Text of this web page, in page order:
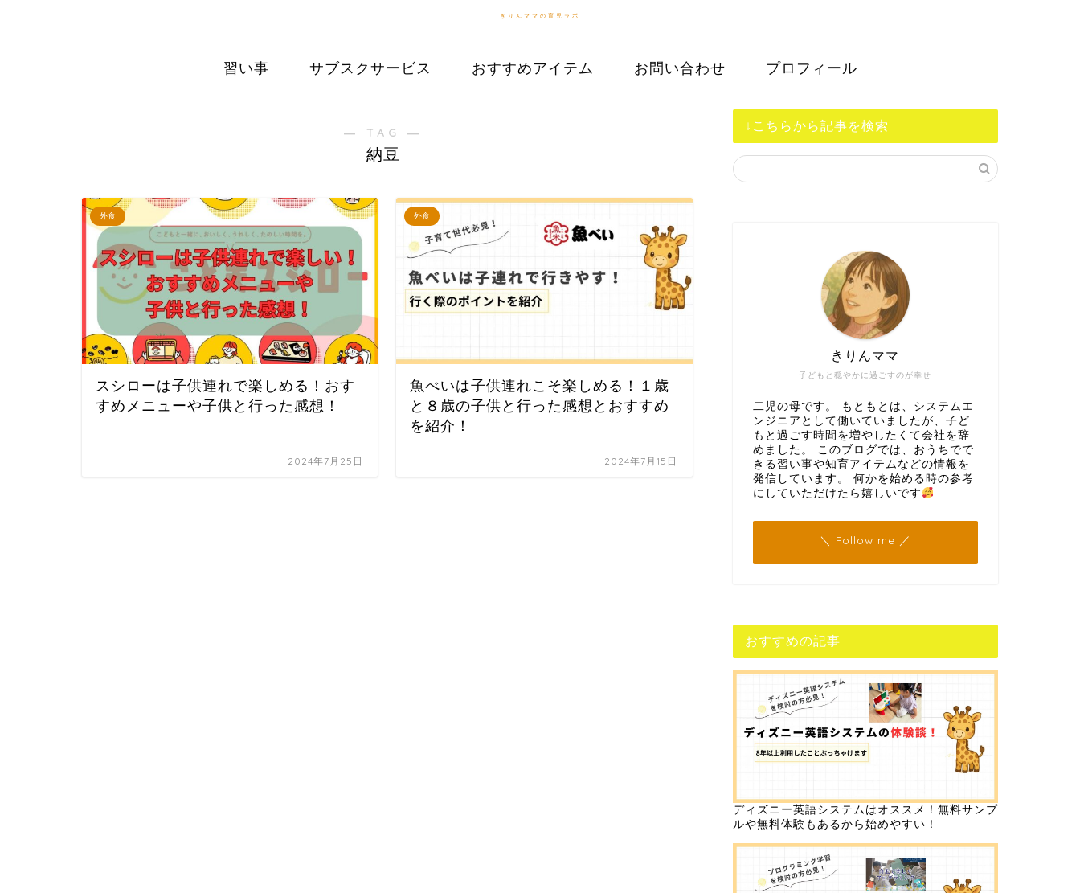
きりんママの育児ラボ
習い事 サブスクサービス おすすめアイテム お問い合わせ プロフィール
― TAG ―
納豆
外食
スシローは子供連れで楽しめる！おす
すめメニューや子供と行った感想！
2024年7月25日
外食
魚べいは子供連れこそ楽しめる！１歳
と８歳の子供と行った感想とおすすめ
を紹介！
2024年7月15日
↓こちらから記事を検索
子どもと穏やかに過ごすのが幸せ
きりんママ
二児の母です。 もともとは、システムエ
ンジニアとして働いていましたが、子ど
もと過ごす時間を増やしたくて会社を辞
めました。 このブログでは、おうちでで
きる習い事や知育アイテムなどの情報を
発信しています。 何かを始める時の参考
にしていただけたら嬉しいです
＼ Follow me ／
おすすめの記事
ディズニー英語システムはオススメ！無料サンプ
ルや無料体験もあるから始めやすい！